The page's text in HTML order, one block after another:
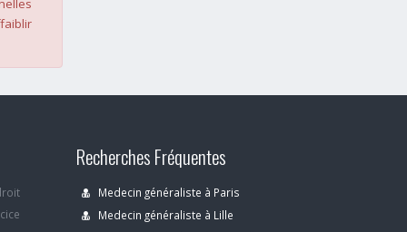
Recherches Fréquentes
Medecin généraliste à Paris
Medecin généraliste à Lille